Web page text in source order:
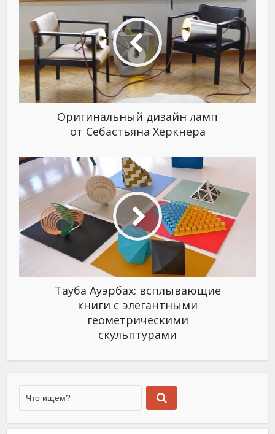
Оригинальный дизайн ламп
от Себастьяна Херкнера
Тауба Ауэрбах: всплывающие
книги с элегантными
геометрическими
скульптурами